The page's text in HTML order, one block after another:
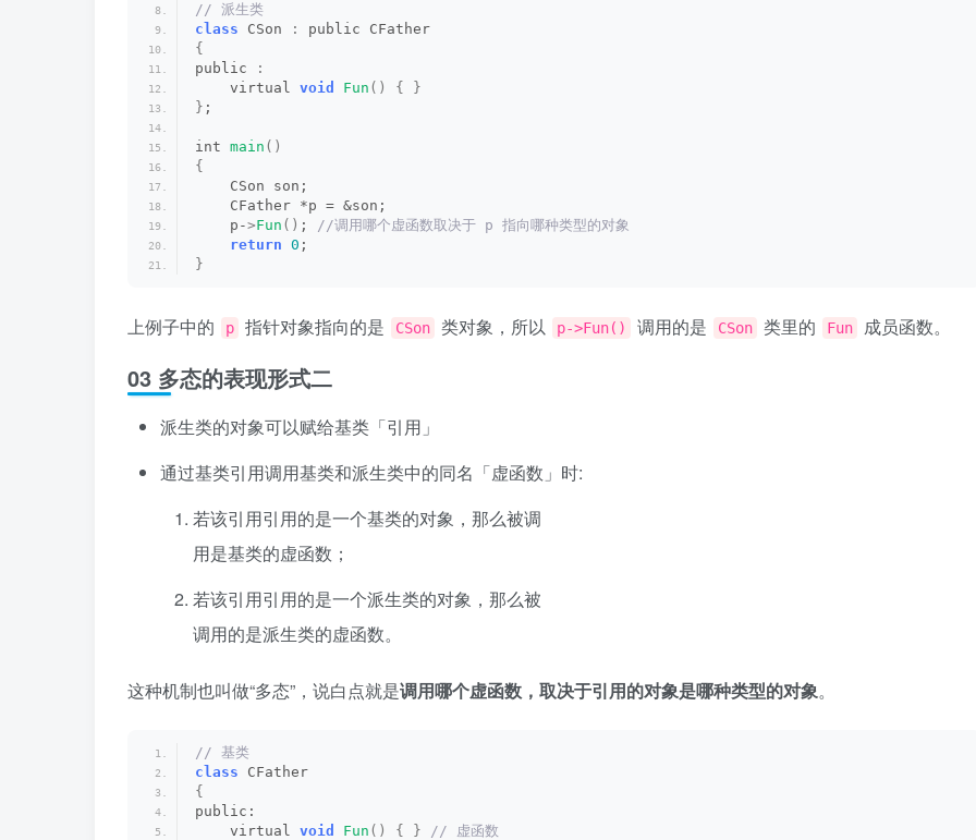
// 派生类
class CSon :
public CFather
{
public
:
    virtual
void Fun () {
}
} ;
int main ()
{
    CSon son;
    CFather *p = &son;
    p-
>Fun () ;
//调用哪个虚函数取决于 p 指向哪种类型的对象
return 0 ;
}
上例子中的 p 指针对象指向的是 CSon 类对象，所以 p->Fun() 调用的是 CSon 类里的 Fun 成员函数。
03 多态的表现形式二
派生类的对象可以赋给基类「引用」
通过基类引用调用基类和派生类中的同名「虚函数」时:
若该引用引用的是一个基类的对象，那么被调
用是基类的虚函数；
若该引用引用的是一个派生类的对象，那么被
调用的是派生类的虚函数。
这种机制也叫做“多态”，说白点就是调用哪个虚函数，取决于引用的对象是哪种类型的对象。
// 基类
class CFather
{
public:
    virtual
void Fun () { } // 虚函数